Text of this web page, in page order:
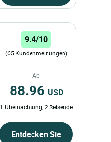
9.4/10
(65 Kundenmeinungen)
Ab
88.96 USD
1 Übernachtung, 2 Reisende
Entdecken Sie